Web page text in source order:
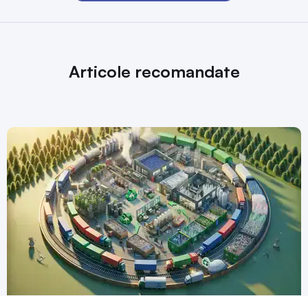
Articole recomandate